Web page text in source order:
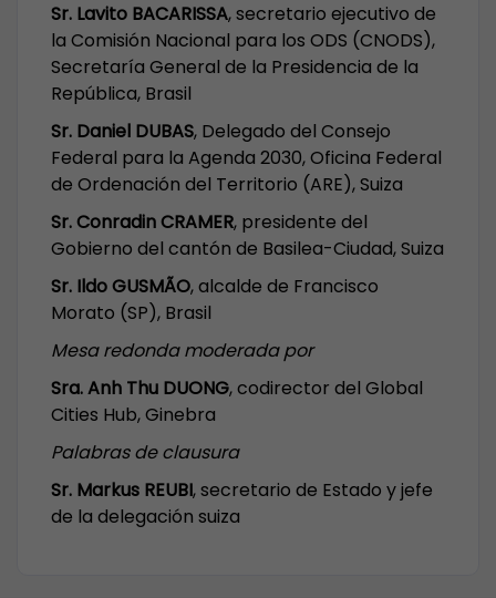
Sr. Lavito BACARISSA, secretario ejecutivo de
la Comisión Nacional para los ODS (CNODS),
Secretaría General de la Presidencia de la
República, Brasil
Sr. Daniel DUBAS, Delegado del Consejo
Federal para la Agenda 2030, Oficina Federal
de Ordenación del Territorio (ARE), Suiza
Sr. Conradin CRAMER, presidente del
Gobierno del cantón de Basilea-Ciudad, Suiza
Sr. Ildo GUSMÃO, alcalde de Francisco
Morato (SP), Brasil
Mesa redonda moderada por
Sra. Anh Thu DUONG, codirector del Global
Cities Hub, Ginebra
Palabras de clausura
Sr. Markus REUBI, secretario de Estado y jefe
de la delegación suiza